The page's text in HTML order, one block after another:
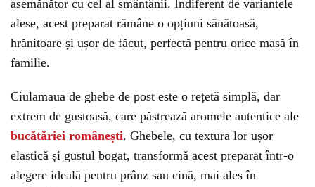
asemănător cu cel al smântânii. Indiferent de variantele
alese, acest preparat rămâne o opțiuni sănătoasă,
hrănitoare și ușor de făcut, perfectă pentru orice masă în
familie.
Ciulamaua de ghebe de post este o rețetă simplă, dar
extrem de gustoasă, care păstrează aromele autentice ale
bucătăriei românești. Ghebele, cu textura lor ușor
elastică și gustul bogat, transformă acest preparat într-o
alegere ideală pentru prânz sau cină, mai ales în